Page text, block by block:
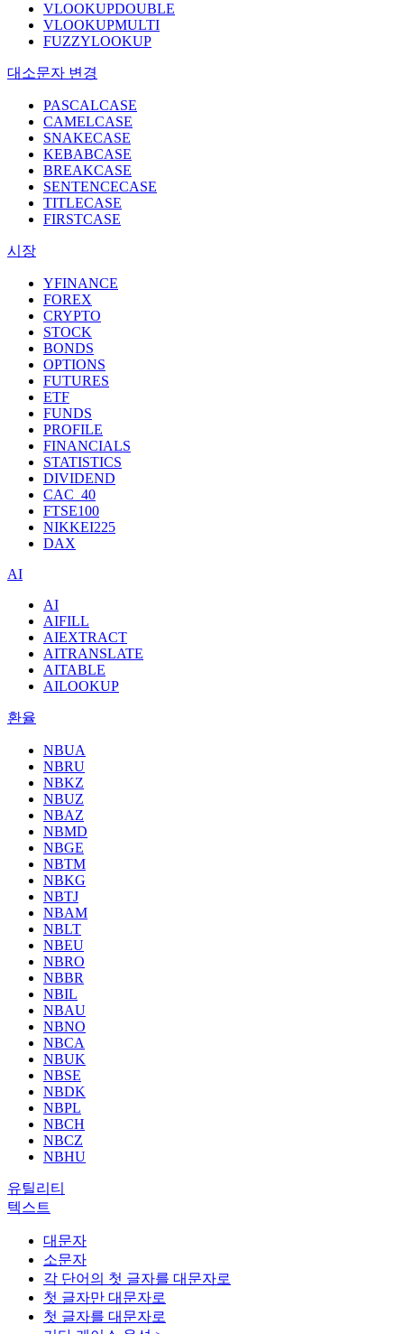
VLOOKUPDOUBLE
VLOOKUPMULTI
FUZZYLOOKUP
대소문자 변경
PASCALCASE
CAMELCASE
SNAKECASE
KEBABCASE
BREAKCASE
SENTENCECASE
TITLECASE
FIRSTCASE
시장
YFINANCE
FOREX
CRYPTO
STOCK
BONDS
OPTIONS
FUTURES
ETF
FUNDS
PROFILE
FINANCIALS
STATISTICS
DIVIDEND
CAC_40
FTSE100
NIKKEI225
DAX
AI
AI
AIFILL
AIEXTRACT
AITRANSLATE
AITABLE
AILOOKUP
환율
NBUA
NBRU
NBKZ
NBUZ
NBAZ
NBMD
NBGE
NBTM
NBKG
NBTJ
NBAM
NBLT
NBEU
NBRO
NBBR
NBIL
NBAU
NBNO
NBCA
NBUK
NBSE
NBDK
NBPL
NBCH
NBCZ
NBHU
유틸리티
텍스트
대문자
소문자
각 단어의 첫 글자를 대문자로
첫 글자만 대문자로
첫 글자를 대문자로